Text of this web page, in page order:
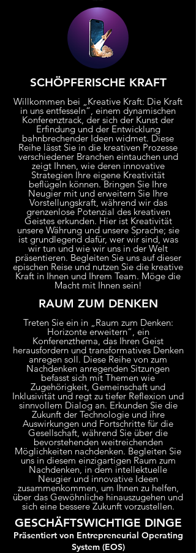
SCHÖPFERISCHE KRAFT
Willkommen bei „Kreative Kraft: Die Kraft
in uns entfesseln“, einem dynamischen
Konferenztrack, der sich der Kunst der
Erfindung und der Entwicklung
bahnbrechender Ideen widmet. Diese
Reihe lässt Sie in die kreativen Prozesse
verschiedener Branchen eintauchen und
zeigt Ihnen, wie deren innovative
Strategien Ihre eigene Kreativität
beflügeln können. Bringen Sie Ihre
Neugier mit und erweitern Sie Ihre
Vorstellungskraft, während wir das
grenzenlose Potenzial des kreativen
Geistes erkunden. Hier ist Kreativität
unsere Währung und unsere Sprache; sie
ist grundlegend dafür, wer wir sind, was
wir tun und wie wir uns in der Welt
präsentieren. Begleiten Sie uns auf dieser
epischen Reise und nutzen Sie die kreative
Kraft in Ihnen und Ihrem Team. Möge die
Macht mit Ihnen sein!
RAUM ZUM DENKEN
Treten Sie ein in „Raum zum Denken:
Horizonte erweitern“, ein
Konferenzthema, das Ihren Geist
herausfordern und transformatives Denken
anregen soll. Diese Reihe von zum
Nachdenken anregenden Sitzungen
befasst sich mit Themen wie
Zugehörigkeit, Gemeinschaft und
Inklusivität und regt zu tiefer Reflexion und
sinnvollem Dialog an. Erkunden Sie die
Zukunft der Technologie und ihre
Auswirkungen und Fortschritte für die
Gesellschaft, während Sie über die
bevorstehenden weitreichenden
Möglichkeiten nachdenken. Begleiten Sie
uns in diesem einzigartigen Raum zum
Nachdenken, in dem intellektuelle
Neugier und innovative Ideen
zusammenkommen, um Ihnen zu helfen,
über das Gewöhnliche hinauszugehen und
sich eine bessere Zukunft vorzustellen.
GESCHÄFTSWICHTIGE DINGE
Präsentiert von Entrepreneurial Operating
System (EOS)